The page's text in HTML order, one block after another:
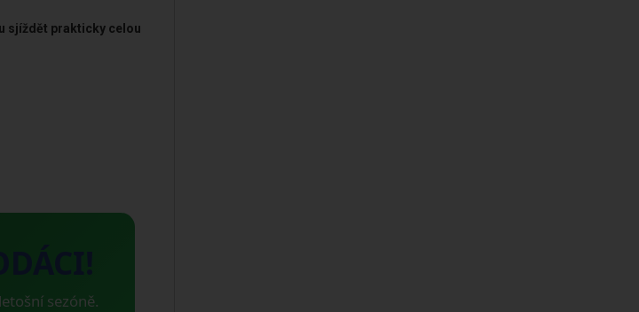
sjíždět prakticky celou
sezóně.